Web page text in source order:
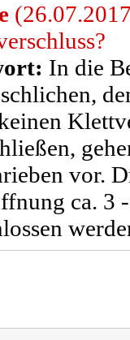
In die
vor.
ca. 3